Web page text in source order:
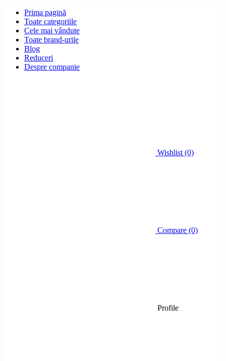
Prima pagină
Toate categoriile
Cele mai vândute
Toate brand-urile
Blog
Reduceri
Despre companie
Wishlist (0)
Compare (0)
Profile